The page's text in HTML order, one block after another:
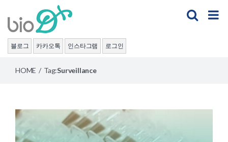
content
블로그 카카오톡 인스타그램 로그인
HOME / Tag:Surveillance